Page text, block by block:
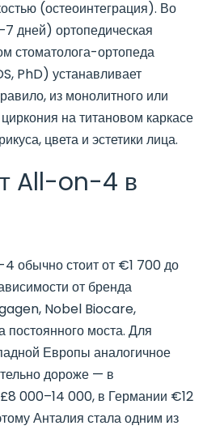
(остеоинтеграция). Во
дней) ортопедическая
стоматолога-ортопеда
PhD) устанавливает
из монолитного или
на титановом каркасе
цвета и эстетики лица.
All-on-4 в
обычно стоит от €1 700 до
от бренда
Nobel Biocare,
моста. Для
Европы аналогичное
дороже — в
000–14 000, в Германии €12
Анталия стала одним из